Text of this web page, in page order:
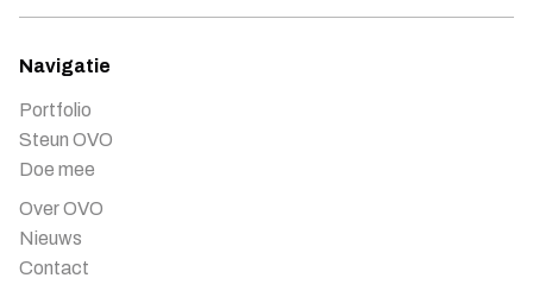
Navigatie
Portfolio
Steun OVO
Doe mee
Over OVO
Nieuws
Contact